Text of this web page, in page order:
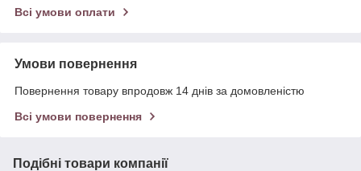
Всі умови оплати
Умови повернення
Повернення товару впродовж 14 днів за домовленістю
Всі умови повернення
Подібні товари компанії